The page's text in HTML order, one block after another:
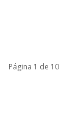
Página 1 de 10